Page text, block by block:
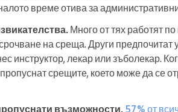
време отива за
Много от тях работят
на среща. Други предпочитат
инструктор, лекар или зъболекар.
срещите, което може да се
възможности.57% от